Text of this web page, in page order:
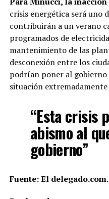
crisis energética será uno
contribuirán a un verano
programados de
mantenimiento de las
desconexión entre los
podrían poner al gobierno
situación extremadamente
“Esta crisis
abismo al
gobierno”
Fuente: El